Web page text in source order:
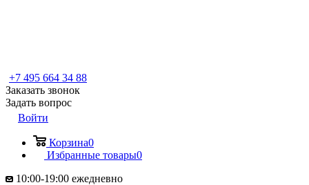
+7 495 664 34 88
Заказать звонок
Задать вопрос
Войти
Корзина0
Избранные товары0
10:00-19:00 ежедневно